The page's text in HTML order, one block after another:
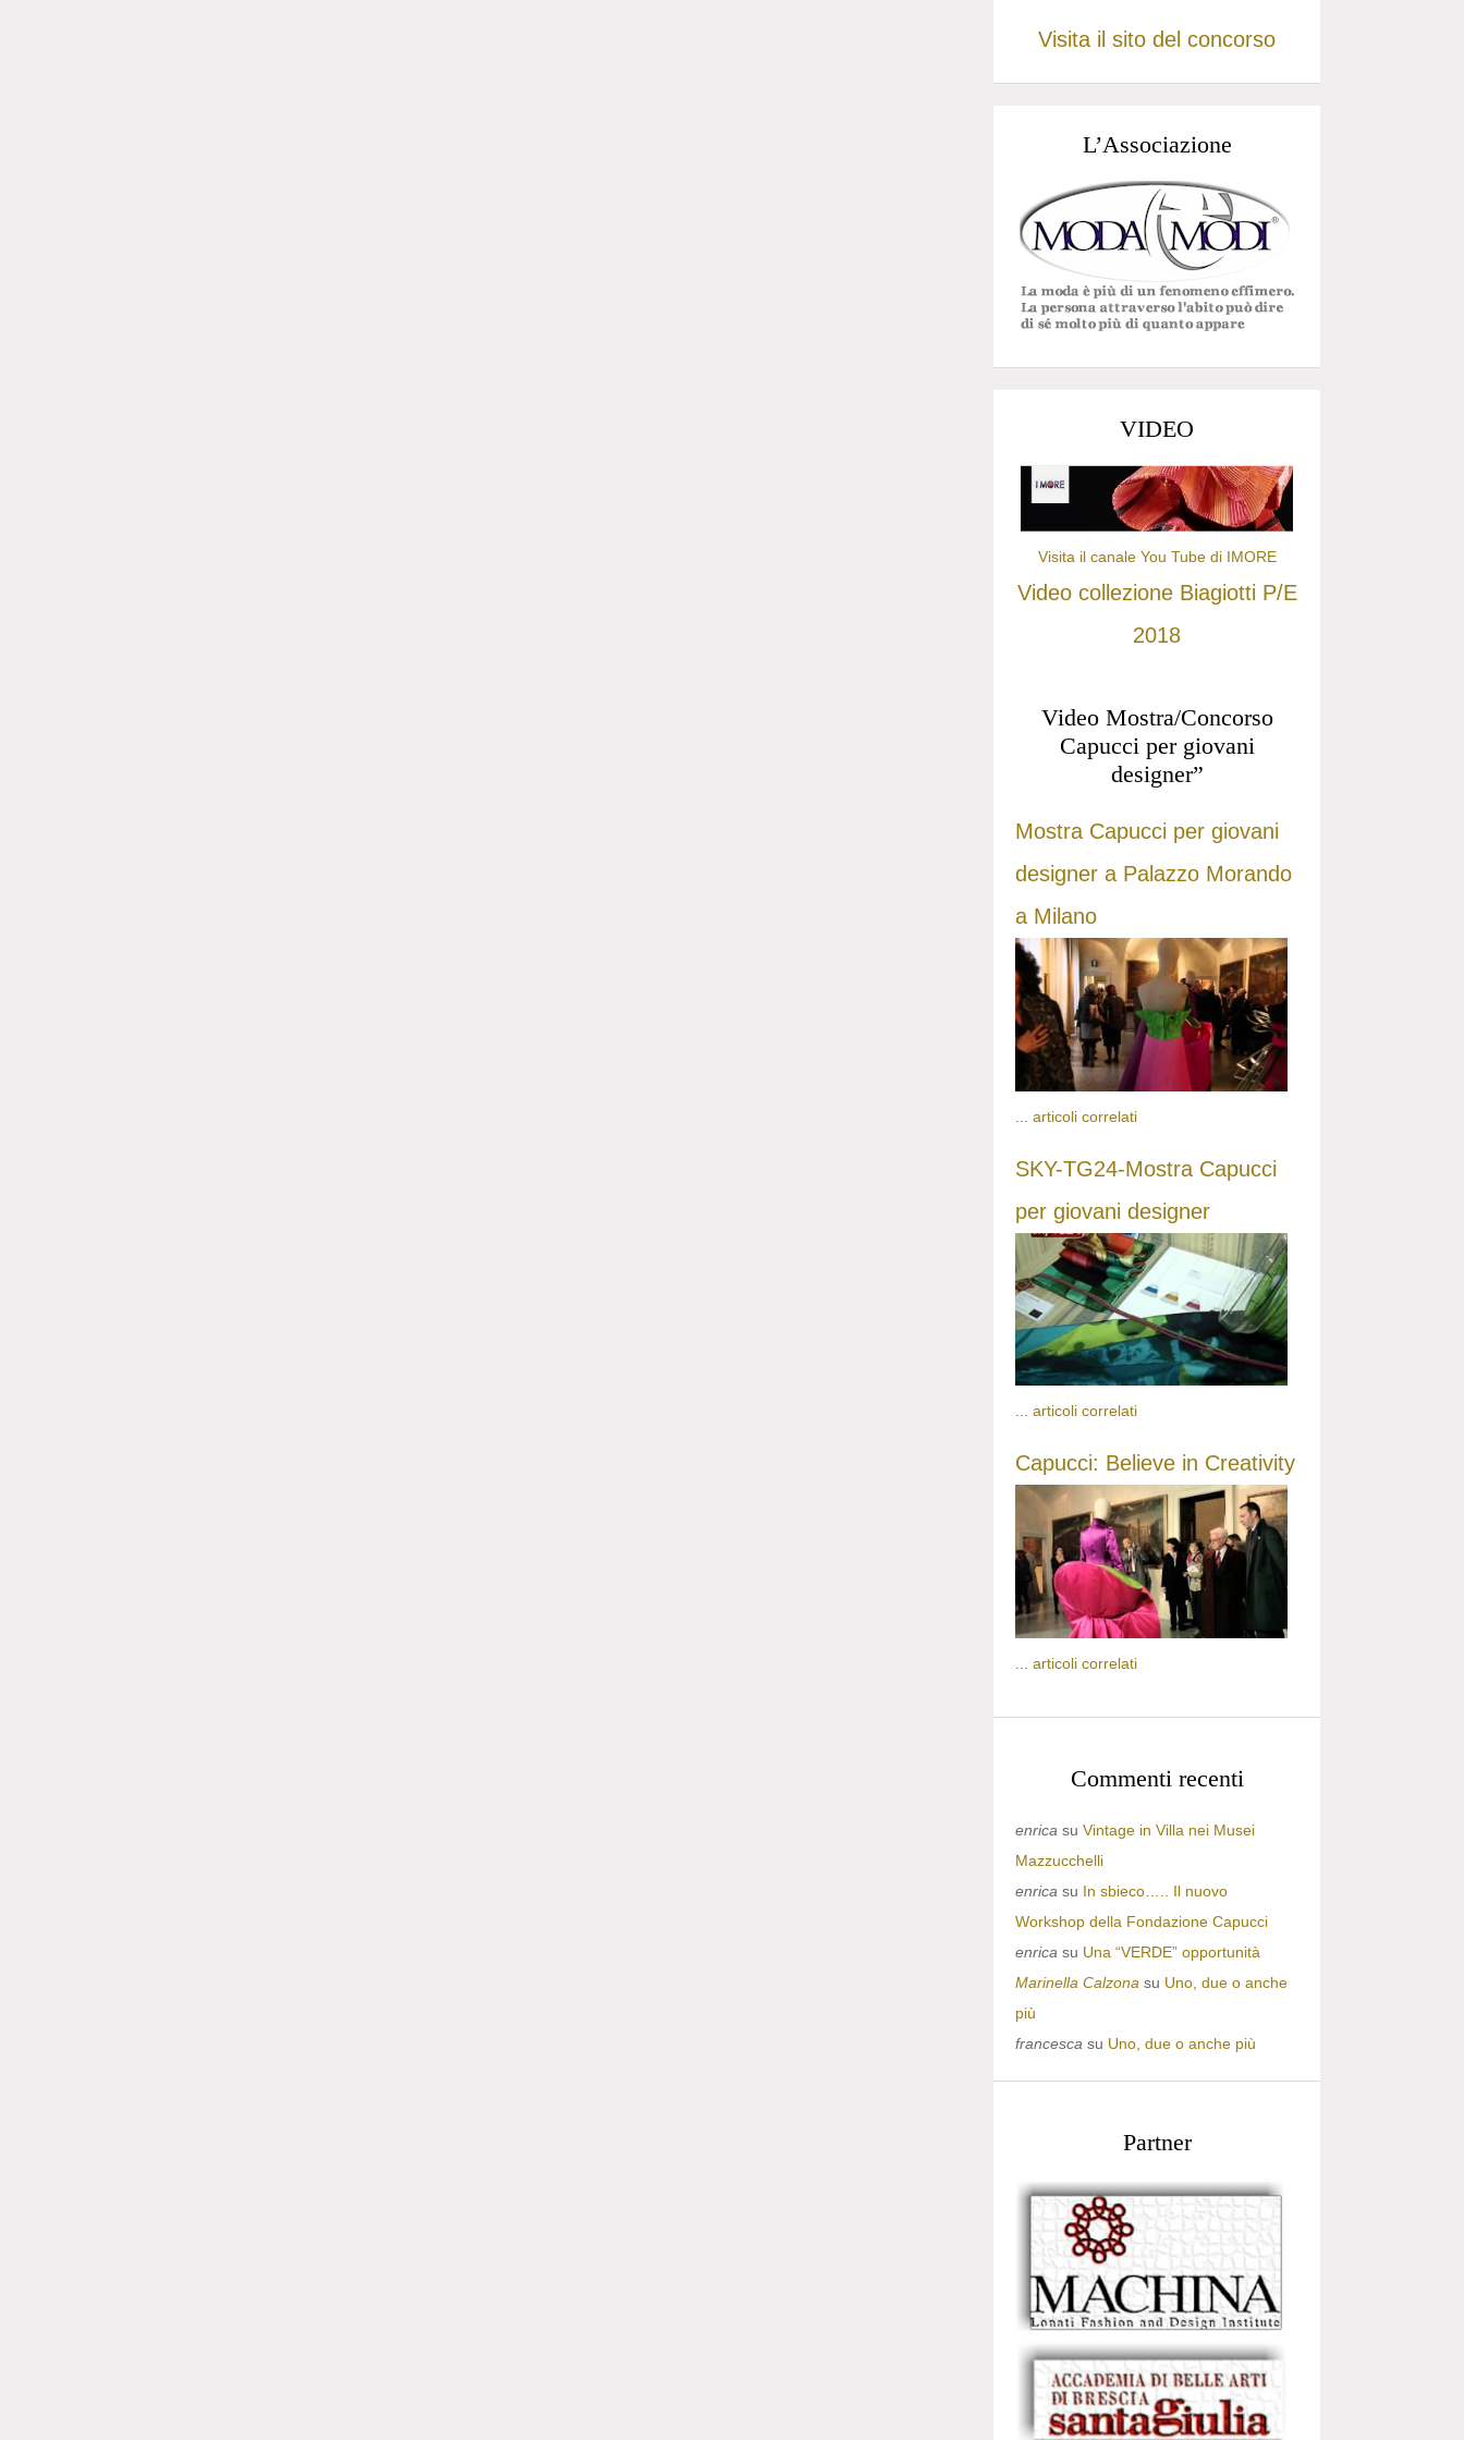
Visita il sito del concorso
L’Associazione
VIDEO
Visita il canale You Tube di IMORE
Video collezione Biagiotti P/E
2018
Video Mostra/Concorso
Capucci per giovani
designer”
Mostra Capucci per giovani
designer a Palazzo Morando
a Milano
articoli correlati
SKY-TG24-Mostra Capucci
per giovani designer
... articoli correlati
Capucci: Believe in Creativity
articoli correlati
Commenti recenti
enrica su Vintage in Villa nei Musei
Mazzucchelli
enrica su In sbieco….. Il nuovo
Workshop della Fondazione Capucci
enrica su Una “VERDE” opportunità
Marinella Calzona su Uno, due o anche
più
francesca su Uno, due o anche più
Partner